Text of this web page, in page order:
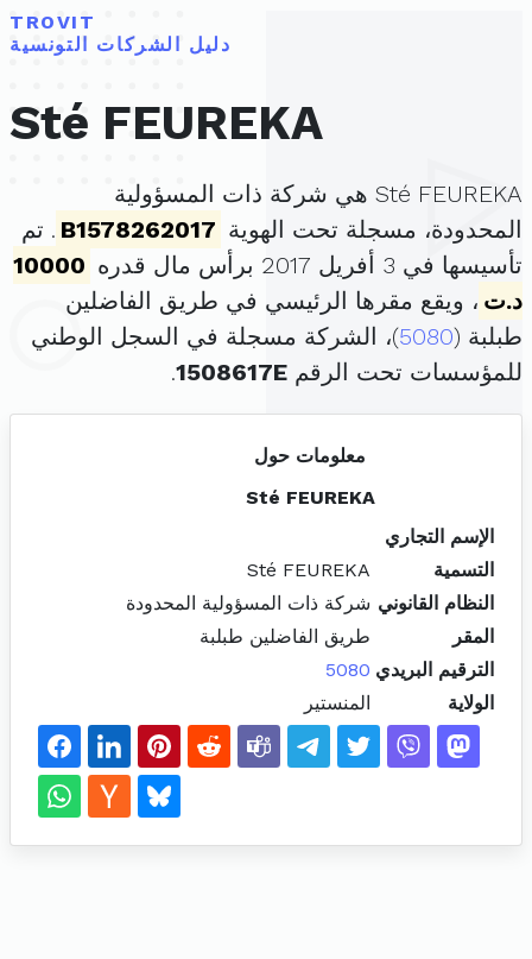
TROVIT
دليل الشركات التونسية
Sté FEUREKA
Sté FEUREKA هي شركة ذات المسؤولية
المحدودة، مسجلة تحت الهوية B1578262017 . تم
تأسيسها في 3 أفريل 2017 برأس مال قدره
10000
د.ت ، ويقع مقرها الرئيسي في طريق الفاضلين
طبلبة (5080)، الشركة مسجلة في السجل الوطني
للمؤسسات تحت الرقم 1508617E
.
معلومات حول
Sté FEUREKA
الإسم التجاري
التسمية
Sté FEUREKA
النظام القانوني شركة ذات المسؤولية المحدودة
المقر
طريق الفاضلين طبلبة
الترقيم البريدي 5080
الولاية
المنستير